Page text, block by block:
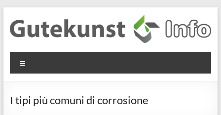
contenuto
Gutekunst
Formfedern
GmbH
Informationen
Flachmaterial
I tipi più comuni di corrosione